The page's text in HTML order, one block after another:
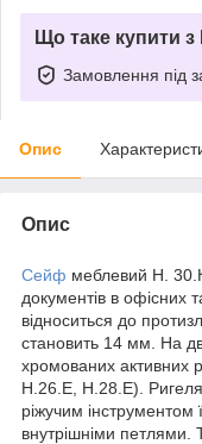
Що таке купити
Замовлення під
Опис
Опис
Сейф меблевий H.
документів в
відноситься до
становить 14 мм. На
хромованих активних
Н.26.Е, Н.28.Е).
ріжучим
внутрішніми